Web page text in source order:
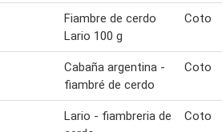
Fiambre de cerdo
Lario 100 g
Coto
Cabaña argentina -
fiambré de cerdo
Coto
Lario - fiambreria de
Coto